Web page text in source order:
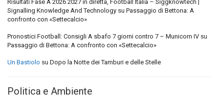
Risultati Fase A 2026 2027 in diretta, Football Italia – Siggknowtech |
Signalling Knowledge And Technology su Passaggio di Bettona: A
confronto con «Settecalcio»
Pronostici Football: Consigli A sbafo 7 giorni contro 7 – Municorn IV su
Passaggio di Bettona: A confronto con «Settecalcio»
Un Bastiolo su Dopo la Notte dei Tamburi e delle Stelle
Politica e Ambiente